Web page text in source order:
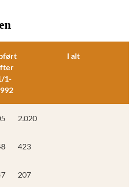
1-
I alt
2.020
423
207